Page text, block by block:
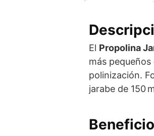
El Propolina
más
polinización.
jarabe de 150